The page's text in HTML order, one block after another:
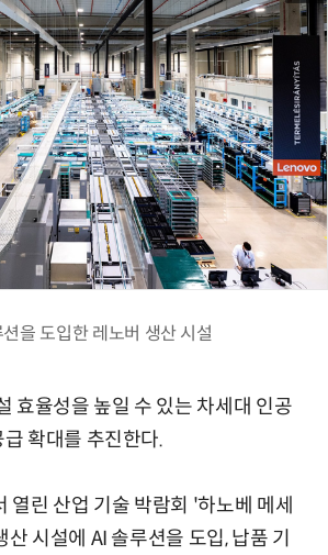
을 도입한 레노버 생산 시설
효율성을 높일 수 있는 차세대 인공
확대를 추진한다.
열린 산업 기술 박람회 '하노베 메세
시설에 AI 솔루션을 도입, 납품 기